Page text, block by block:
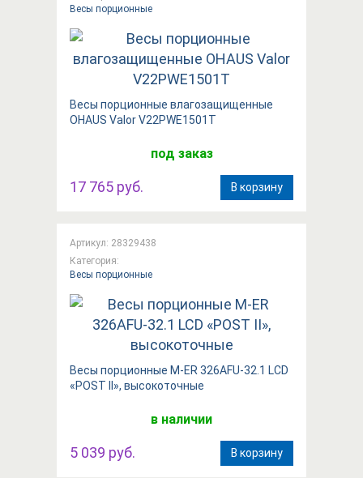
Весы порционные
Весы порционные влагозащищенные
OHAUS Valor V22PWE1501T
под заказ
17 765 руб. В корзину
Артикул: 28329438
Категория:
Весы порционные
Весы порционные M-ER 326AFU-32.1 LCD
«POST II», высокоточные
в наличии
5 039 руб. В корзину